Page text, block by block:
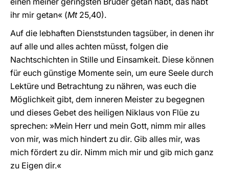
ihr mir getan« (Mt25,40).
Auf die lebhaften Dienststunden tagsüber, in denen ihr
auf alle und alles achten müsst, folgen die
Nachtschichten in Stille und Einsamkeit. Diese können
für euch günstige Momente sein, um eure Seele durch
Lektüre und Betrachtung zu nähren, was euch die
Möglichkeit gibt, dem inneren Meister zu begegnen
und dieses Gebet des heiligen Niklaus von Flüe zu
sprechen: »Mein Herr und mein Gott, nimm mir alles
von mir, was mich hindert zu dir. Gib alles mir, was
mich fördert zu dir. Nimm mich mir und gib mich ganz
zu Eigen dir.«